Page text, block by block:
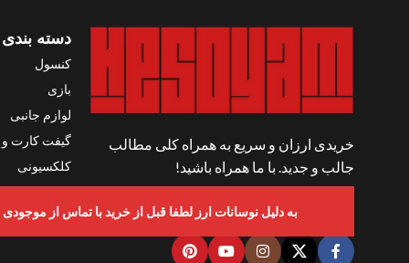
به دلیل نوسانات ارز لطفا قبل از خرید با تماس از موجودی و قیمت ها اطمینان حاصل
خریدی ارزان و سریع به همراه کلی مطالب
جالب و جدید. با ما همراه باشید!
شبکه های اجتماعی ما
دسته بندی
کنسول
بازی
لوازم جانبی
گیفت کارت و
کلکسیونی
واقعیت